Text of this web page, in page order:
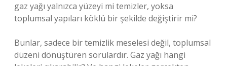
gaz yağı yalnızca yüzeyi mi temizler, yoksa
toplumsal yapıları köklü bir şekilde değiştirir mi?
Bunlar, sadece bir temizlik meselesi değil, toplumsal
düzeni dönüştüren sorulardır. Gaz yağı hangi